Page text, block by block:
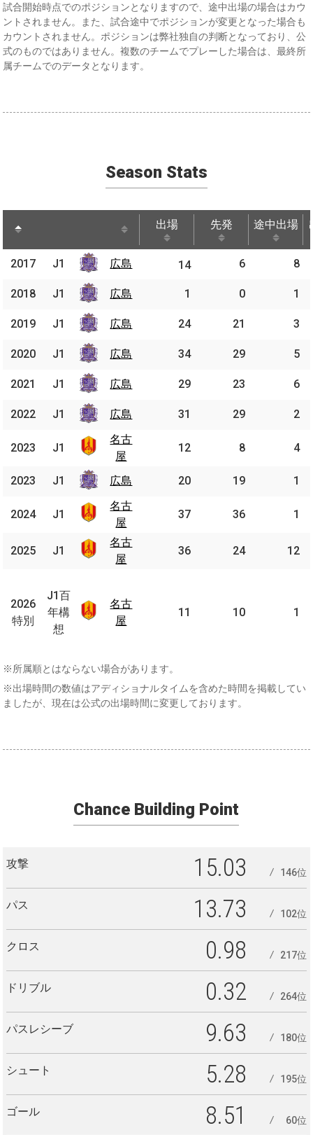
試合開始時点でのポジションとなりますので、途中出場の場合はカウ
ントされません。また、試合途中でポジションが変更となった場合も
カウントされません。ポジションは弊社独自の判断となっており、公
式のものではありません。複数のチームでプレーした場合は、最終所
属チームでのデータとなります。
Season Stats
出場 先発 途中出場
途中出場
2017 広島 14 6 8
2018 広島 1 0 1
2019 広島 24 21 3
2020 広島 34 29 5
2021 広島 29 23 6
2022 広島 31 29 2
2023
名古
屋
12 8 4
2023 広島 20 19 1
2024
名古
屋
37 36 1
2025
名古
屋
36 24 12
2026
特別
百
年
名古
屋
11 10 1
2017 J1 広島
2018 J1 広島
2019 J1 広島
2020 J1 広島
2021 J1 広島
2022 J1 広島
2023 J1
名古
屋
2023
J1 広島
2024 J1
名古
屋
2025 J1
名古
屋
2026
特別
J1百
年構
想
名古
屋
※所属順とはならない場合があります。
※出場時間の数値はアディショナルタイムを含めた時間を掲載してい
ましたが、現在は公式の出場時間に変更しております。
Chance Building Point
攻撃 15.03 146位
パス 13.73 102位
クロス 0.98 217位
ドリブル 0.32 264位
パスレシーブ 9.63 180位
シュート 5.28 195位
ゴール 8.51 60位